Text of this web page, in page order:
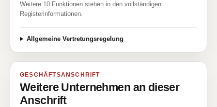
Weitere 10 Funktionen stehen in den vollständigen
Registerinformationen.
Allgemeine Vertretungsregelung
GESCHÄFTSANSCHRIFT
Weitere Unternehmen an dieser
Anschrift